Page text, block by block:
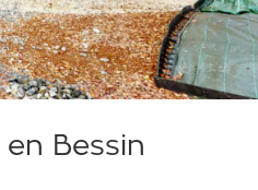
Bessin